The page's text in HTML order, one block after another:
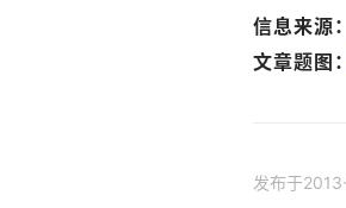
信息来源：
文章题图：
发布于